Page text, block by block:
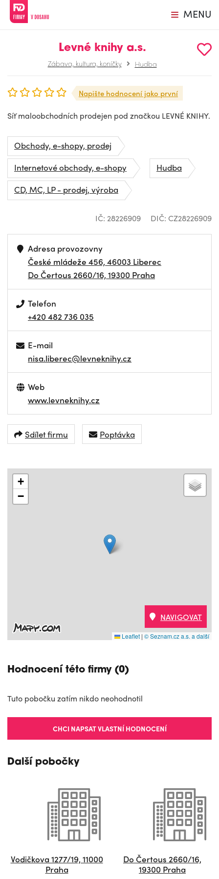
MENU
Levné knihy a.s.
Zábava, kultura, koníčky Hudba
Napište hodnocení jako první
Síť maloobchodních prodejen pod značkou LEVNÉ KNIHY.
Obchody, e-shopy, prodej
Internetové obchody, e-shopy
Hudba
CD, MC, LP - prodej, výroba
IČ: 28226909 DIČ: CZ28226909
Adresa provozovny
České mládeže 456, 46003 Liberec
Do Čertous 2660/16, 19300 Praha
Telefon
+420 482 736 035
E-mail
nisa.liberec@levneknihy.cz
Web
www.levneknihy.cz
Sdílet firmu Poptávka
+
−
Leaflet | © Seznam.cz a.s. a další
NAVIGOVAT
Hodnocení této firmy (0)
Tuto pobočku zatím nikdo neohodnotil
CHCI NAPSAT VLASTNÍ HODNOCENÍ
Další pobočky
Vodičkova 1277/19, 11000
Praha
Do Čertous 2660/16,
19300 Praha